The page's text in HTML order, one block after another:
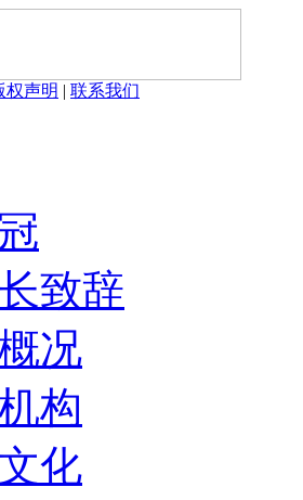
权声明 | 联系我们
致辞
况
构
化